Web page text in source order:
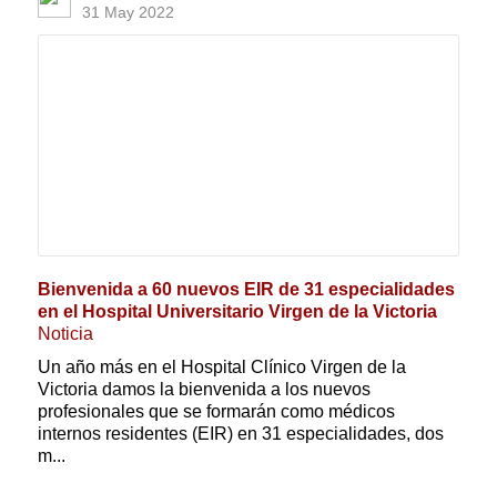
31 May 2022
Bienvenida a 60 nuevos EIR de 31 especialidades
en el Hospital Universitario Virgen de la Victoria
Noticia
Un año más en el Hospital Clínico Virgen de la
Victoria damos la bienvenida a los nuevos
profesionales que se formarán como médicos
internos residentes (EIR) en 31 especialidades, dos
m...